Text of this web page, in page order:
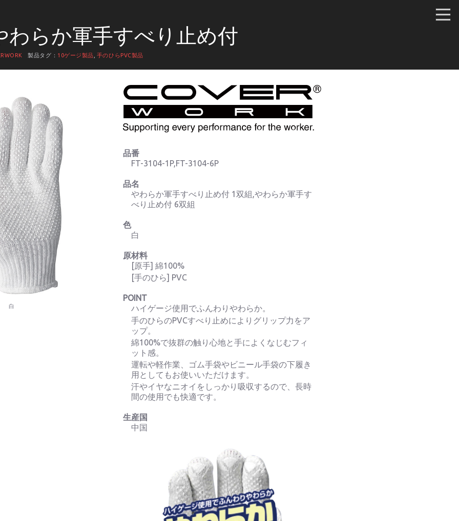
わらか軍手すべり止め付
製品タグ： 10ゲージ製品 手のひらPVC製品
白
品番
FT-3104-1P,FT-3104-6P
品名
やわらか軍手すべり止め付 1双組,やわらか軍手す
べり止め付 6双組
色
白
原材料
[原手] 綿100%
[手のひら] PVC
POINT
ハイゲージ使用でふんわりやわらか。
手のひらのPVCすべり止めによりグリップ力をア
ップ。
綿100%で抜群の触り心地と手によくなじむフィ
ット感。
運転や軽作業、ゴム手袋やビニール手袋の下履き
用としてもお使いいただけます。
汗やイヤなニオイをしっかり吸収するので、長時
間の使用でも快適です。
生産国
中国